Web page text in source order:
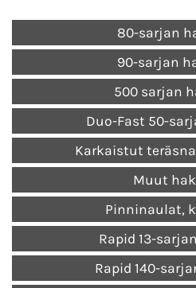
80-sarjan
90-sarjan
500 sarjan
Duo-Fast 50-
Karkaistut
Muut
Pinninaulat,
Rapid 13-
Rapid 140-